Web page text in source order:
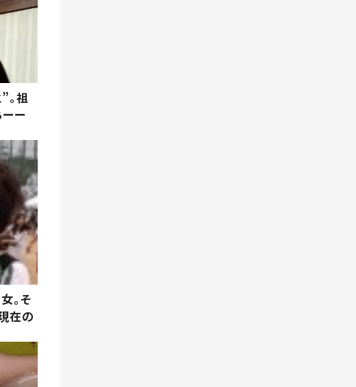
。祖
ー
。そ
在の